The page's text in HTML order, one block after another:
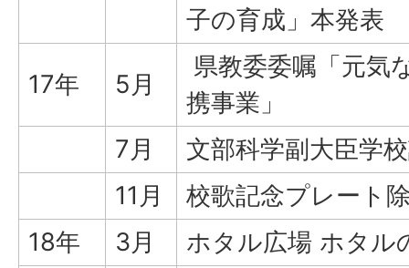
子の育成」本発表
17年 5月
県教委委嘱「元気
携事業」
7月
文部科学副大臣学
11月
校歌記念プレート
18年
3月 ホタル広場 ホタル